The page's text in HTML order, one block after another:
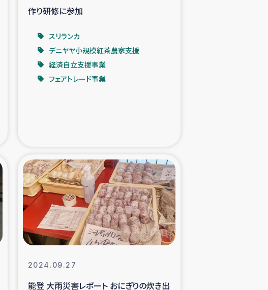
によるマングローブ植林活動
レバノンにおける緊急支援
復興応援隊の活動
漁業復興支援
経済自立支援事業
災者への食料支援と農家生産支援
作り研修に参加
スリランカ
デニヤヤ小規模紅茶農家支援
経済自立支援事業
フェアトレード事業
2024.09.27
能登 大雨災害レポート おにぎりの炊き出